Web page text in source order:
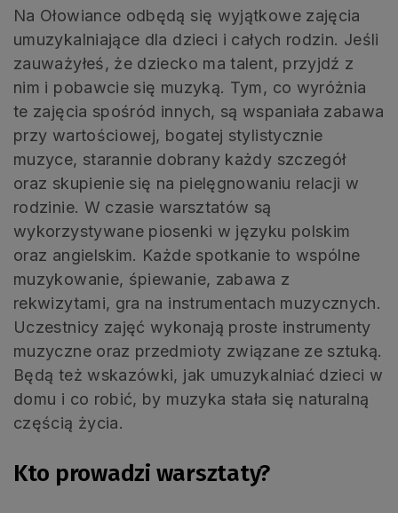
Na Ołowiance odbędą się wyjątkowe zajęcia
umuzykalniające dla dzieci i całych rodzin. Jeśli
zauważyłeś, że dziecko ma talent, przyjdź z
nim i pobawcie się muzyką. Tym, co wyróżnia
te zajęcia spośród innych, są wspaniała zabawa
przy wartościowej, bogatej stylistycznie
muzyce, starannie dobrany każdy szczegół
oraz skupienie się na pielęgnowaniu relacji w
rodzinie. W czasie warsztatów są
wykorzystywane piosenki w języku polskim
oraz angielskim. Każde spotkanie to wspólne
muzykowanie, śpiewanie, zabawa z
rekwizytami, gra na instrumentach muzycznych.
Uczestnicy zajęć wykonają proste instrumenty
muzyczne oraz przedmioty związane ze sztuką.
Będą też wskazówki, jak umuzykalniać dzieci w
domu i co robić, by muzyka stała się naturalną
częścią życia.
Kto prowadzi warsztaty?